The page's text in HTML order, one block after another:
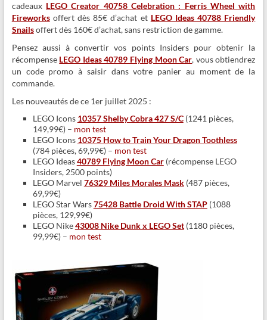
cadeaux LEGO Creator 40758 Celebration : Ferris Wheel with
Fireworksoffert dès 85€ d’achat et LEGO Ideas 40788 Friendly
Snailsoffert dès 160€ d’achat, sans restriction de gamme.
Pensez aussi à convertir vos points Insiders pour obtenir la
récompense LEGO Ideas 40789 Flying Moon Car, vous obtiendrez
un code promo à saisir dans votre panier au moment de la
commande.
Les nouveautés de ce 1er juillet 2025 :
LEGO Icons 10357 Shelby Cobra 427 S/C(1241 pièces,
149,99€) – mon test
LEGO Icons 10375 How to Train Your Dragon Toothless
(784 pièces, 69,99€) – mon test
LEGO Ideas40789 Flying Moon Car(récompense LEGO
Insiders, 2500 points)
LEGO Marvel 76329 Miles Morales Mask(487 pièces,
69,99€)
LEGO Star Wars75428 Battle Droid With STAP(1088
pièces, 129,99€)
LEGO Nike43008 Nike Dunk x LEGO Set(1180 pièces,
99,99€) – mon test